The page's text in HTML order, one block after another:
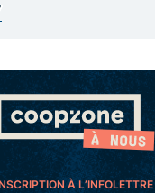
À L’INFOLETTRE